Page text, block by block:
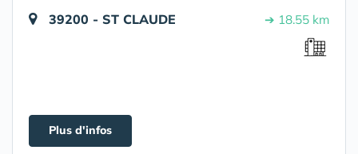
39200 - ST CLAUDE ➔ 18.55 km
Plus d'infos